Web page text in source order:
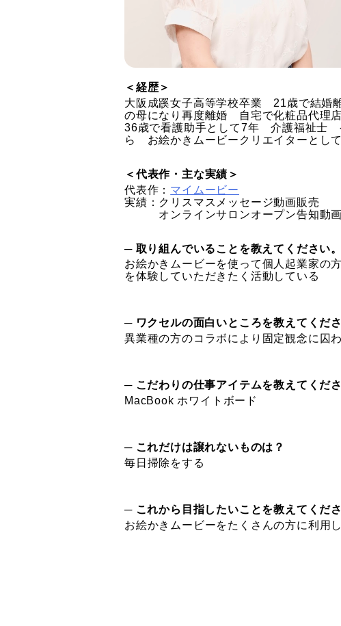
＜経歴＞
大阪成蹊女子高等学校卒業 21歳で結婚
の母になり再度離婚 自宅で化粧品代理
36歳で看護助手として7年 介護福祉士
ら お絵かきムービークリエイターとし
＜代表作・主な実績＞
代表作： マイムービー
実績：クリスマスメッセージ動画販売
オンラインサロンオープン告知動画
─ 取り組んでいることを教えてください。
お絵かきムービーを使って個人起業家の
を体験していただきたく活動している
─ ワクセルの面白いところを教えてくださ
異業種の方のコラボにより固定観念に囚
─ こだわりの仕事アイテムを教えてくださ
MacBook ホワイトボード
─ これだけは譲れないものは？
毎日掃除をする
─ これから目指したいことを教えてくださ
お絵かきムービーをたくさんの方に利用